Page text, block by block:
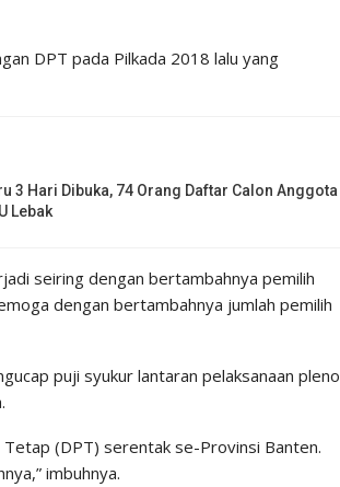
DPT pada Pilkada 2018 lalu yang
3 Hari Dibuka, 74 Orang Daftar Calon Anggota
Lebak
seiring dengan bertambahnya pemilih
dengan bertambahnya jumlah pemilih
puji syukur lantaran pelaksanaan pleno
Tetap (DPT) serentak se-Provinsi Banten.
imbuhnya.